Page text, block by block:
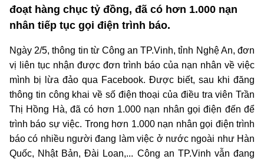
đoạt hàng chục tỷ đồng, đã có hơn 1.000 nạn
nhân tiếp tục gọi điện trình báo.
Ngày 2/5, thông tin từ Công an TP.Vinh, tỉnh Nghệ An, đơn
vị liên tục nhận được đơn trình báo của nạn nhân về việc
mình bị lừa đảo qua Facebook. Được biết, sau khi đăng
thông tin công khai về số điện thoại của điều tra viên Trần
Thị Hồng Hà, đã có hơn 1.000 nạn nhân gọi điện đến để
trình báo sự việc. Trong hơn 1.000 nạn nhân gọi điện trình
báo có nhiều người đang làm việc ở nước ngoài như Hàn
Quốc, Nhật Bản, Đài Loan,... Công an TP.Vinh vẫn đang